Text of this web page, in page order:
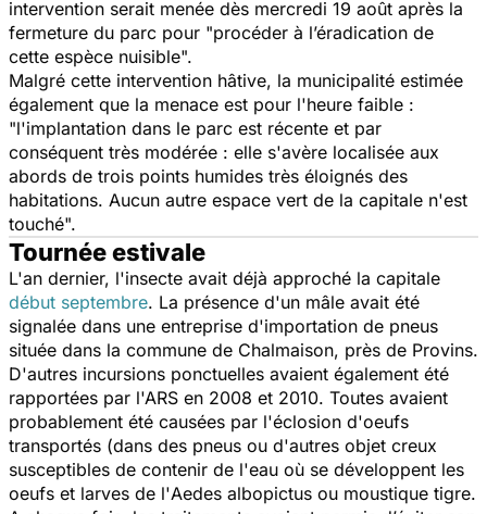
intervention serait menée dès mercredi 19 août après la
fermeture du parc pour "procéder à l’éradication de
cette espèce nuisible".
Malgré cette intervention hâtive, la municipalité estimée
également que la menace est pour l'heure faible :
"l'implantation dans le parc est récente et par
conséquent très modérée : elle s'avère localisée aux
abords de trois points humides très éloignés des
habitations. Aucun autre espace vert de la capitale n'est
touché".
Tournée estivale
L'an dernier, l'insecte avait déjà approché la capitale
début septembre. La présence d'un mâle avait été
signalée dans une entreprise d'importation de pneus
située dans la commune de Chalmaison, près de Provins.
D'autres incursions ponctuelles avaient également été
rapportées par l'ARS en 2008 et 2010. Toutes avaient
probablement été causées par l'éclosion d'oeufs
transportés (dans des pneus ou d'autres objet creux
susceptibles de contenir de l'eau où se développent les
oeufs et larves de l'Aedes albopictus ou moustique tigre.